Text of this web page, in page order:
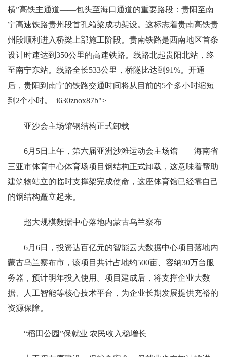
横”高铁主通道——包头至海口通道的重要路段：贵阳至南
宁高速铁路贵州段首孔箱梁成功架设。这标志着贵南高铁贵
州段顺利进入桥梁上部施工阶段。贵南铁路是西南地区首条
设计时速达到350公里的高速铁路。线路北起贵阳北站，终
至南宁东站。线路全长533公里，桥隧比达到91%。开通
后，贵阳到南宁的铁路交通时间将从目前的5个多小时缩短
到2个小时。_i630znox87b">
亚沙会主场馆钢结构正式卸载
6月5日上午，第六届亚洲沙滩运动会主场馆——海南省
三亚市体育中心体育场项目钢结构正式卸载，这意味着帮助
建筑物站立的临时支撑架完成使命，这座体育馆已经靠自己
的钢结构矗立起来。
超大规模数据中心落地内蒙古乌兰察布
6月6日，投资达百亿元的智能云大数据中心项目落地内
蒙古乌兰察布市，该项目共计占地约500亩、容纳30万台服
务器，预计明年投入使用。项目建成后，将支撑企业大数
据、人工智能等核心技术平台，为企业长期发展提供充裕的
资源保障。
“稻田公园”保就业 农民收入稳增长